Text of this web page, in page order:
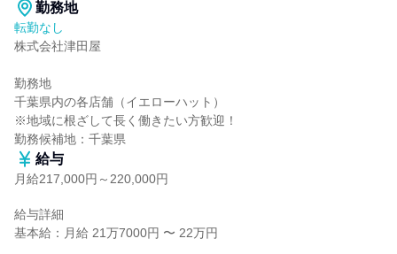
勤務地
転勤なし
株式会社津田屋
勤務地
千葉県内の各店舗（イエローハット）
※地域に根ざして長く働きたい方歓迎！
勤務候補地：千葉県
給与
月給217,000円～220,000円
給与詳細
基本給：月給 21万7000円 〜 22万円